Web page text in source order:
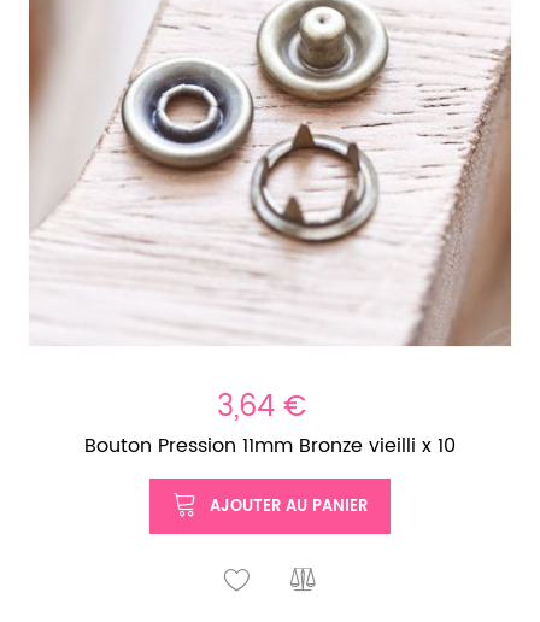
3,64 €
Bouton Pression 11mm Bronze vieilli x 10
AJOUTER AU PANIER